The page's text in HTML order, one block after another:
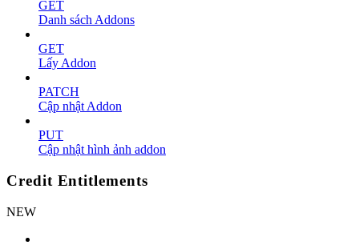
GET
Danh sách Addons
GET
Lấy Addon
PATCH
Cập nhật Addon
PUT
Cập nhật hình ảnh addon
Credit Entitlements
NEW